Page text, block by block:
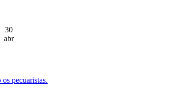
30
abr
pecuaristas.